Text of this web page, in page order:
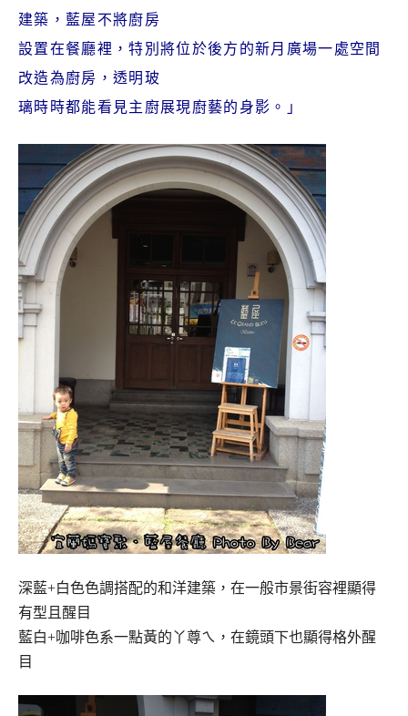
建築，藍屋不將廚房
設置在餐廳裡，特別將位於後方的新月廣場一處空間
改造為廚房，透明玻
璃時時都能看見主廚展現廚藝的身影。」
深藍+白色色調搭配的和洋建築，在一般市景街容裡顯得
有型且醒目
藍白+咖啡色系一點黃的丫尊ㄟ，在鏡頭下也顯得格外醒
目